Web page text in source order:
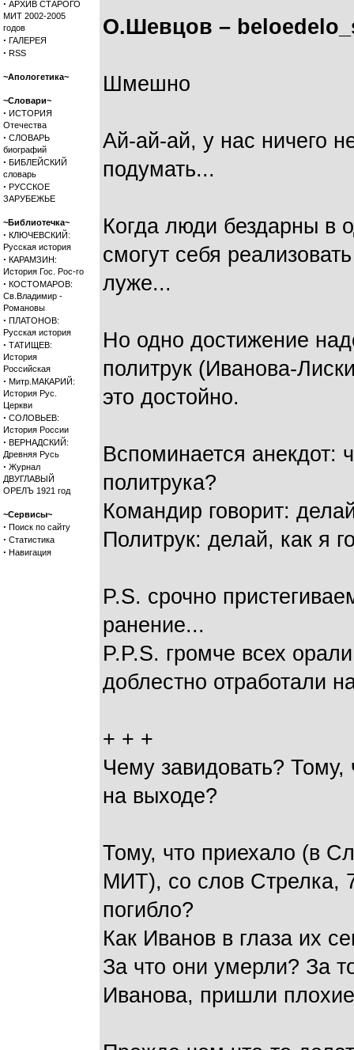
· АРХИВ СТАРОГО
МИТ 2002-2005
годов
· ГАЛЕРЕЯ
· RSS
~Апологетика~
~Словари~
· ИСТОРИЯ
Отечества
· СЛОВАРЬ
биографий
· БИБЛЕЙСКИЙ
словарь
· РУССКОЕ
ЗАРУБЕЖЬЕ
~Библиотечка~
· КЛЮЧЕВСКИЙ:
Русская история
· КАРАМЗИН:
История Гос. Рос-го
· КОСТОМАРОВ:
Св.Владимир -
Романовы
· ПЛАТОНОВ:
Русская история
· ТАТИЩЕВ:
История
Российская
· Митр.МАКАРИЙ:
История Рус.
Церкви
· СОЛОВЬЕВ:
История России
· ВЕРНАДСКИЙ:
Древняя Русь
· Журнал
ДВУГЛАВЫЙ
ОРЕЛЪ 1921 год
~Сервисы~
· Поиск по сайту
· Статистика
· Навигация
О.Шевцов –
Шмешно
Ай-ай-ай, у нас ничего
подумать...
Когда люди бездарны в
смогут себя
луже...
Но одно достижение
политрук (Иванова-
это достойно.
Вспоминается анекдот:
политрука?
Командир говорит:
Политрук: делай, как я
P.S. срочно
ранение...
P.P.S. громче всех
доблестно отработали
+ + +
Чему завидовать?
на выходе?
Тому, что приехало (в
МИТ), со слов Стрелка,
погибло?
Как Иванов в глаза их
За что они умерли? За
Иванова, пришли